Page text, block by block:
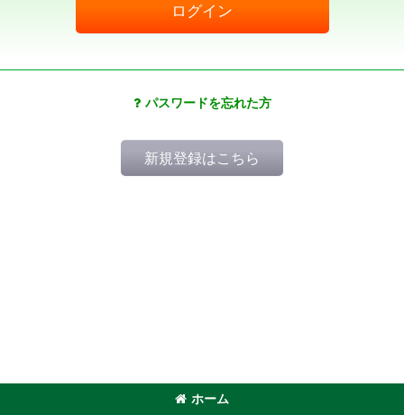
ログイン
パスワードを忘れた方
新規登録はこちら
ホーム